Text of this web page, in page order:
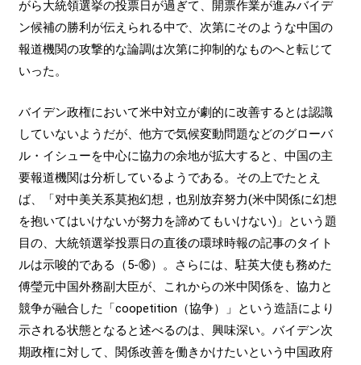
がら大統領選挙の投票日が過ぎて、開票作業が進みバイデ
ン候補の勝利が伝えられる中で、次第にそのような中国の
報道機関の攻撃的な論調は次第に抑制的なものへと転じて
いった。
バイデン政権において米中対立が劇的に改善するとは認識
していないようだが、他方で気候変動問題などのグローバ
ル・イシューを中心に協力の余地が拡大すると、中国の主
要報道機関は分析しているようである。その上でたとえ
ば、「对中美关系莫抱幻想，也别放弃努力(米中関係に幻想
を抱いてはいけないが努力を諦めてもいけない)」という題
目の、大統領選挙投票日の直後の環球時報の記事のタイト
ルは示唆的である（5-⑯）。さらには、駐英大使も務めた
傅瑩元中国外務副大臣が、これからの米中関係を、協力と
競争が融合した「coopetition（協争）」という造語により
示される状態となると述べるのは、興味深い。バイデン次
期政権に対して、関係改善を働きかけたいという中国政府